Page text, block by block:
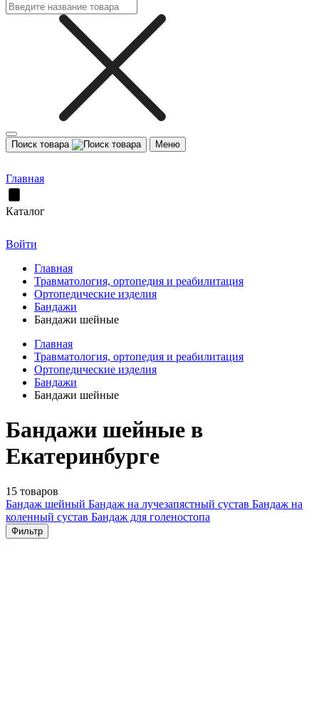
Поиск товара Меню
Главная
Каталог
Войти
Главная
Травматология, ортопедия и реабилитация
Ортопедические изделия
Бандажи
Бандажи шейные
Главная
Травматология, ортопедия и реабилитация
Ортопедические изделия
Бандажи
Бандажи шейные
Бандажи шейные в
Екатеринбурге
15 товаров
Бандаж шейный Бандаж на лучезапястный сустав Бандаж на
коленный сустав Бандаж для голеностопа
Фильтр